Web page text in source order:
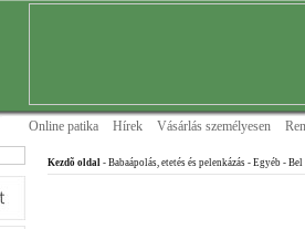
Online patika Hírek Vásárlás személyesen
Kezdõ oldal - Babaápolás, etetés és pelenkázás - Egyéb -